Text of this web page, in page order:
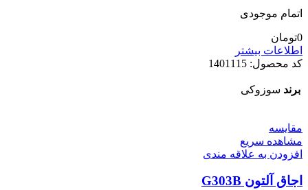
اتمام موجودی
0تومان
اطلاعات بیشتر
کد محصول: 1401115
برند سوزوکی
مقایسه
مشاهده سریع
افزودن به علاقه مندی
اجاق آلتون G303B